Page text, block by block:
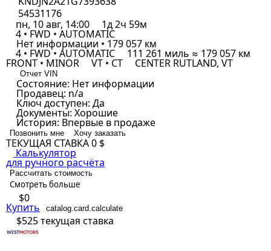
54531176
пн, 10 авг, 14:00
1д 2ч 59м
4 • FWD • AUTOMATIC
Нет информации • 179 057 км
4 • FWD • AUTOMATIC 111 261 миль ≈ 179 057 км
FRONT • MINOR VT • CT CENTER RUTLAND, VT
Отчет VIN
Состояние: Нет информации
Продавец: n/a
Ключ доступен: Да
Документы: Хорошие
История: Впервые в продаже
Позвонить мне Хочу заказать
ТЕКУЩАЯ СТАВКА0 $
Калькулятор
для ручного расчёта
Рассчитать стоимость
Смотреть больше
$0
Купить catalog.card.calculate
$525текущая ставка